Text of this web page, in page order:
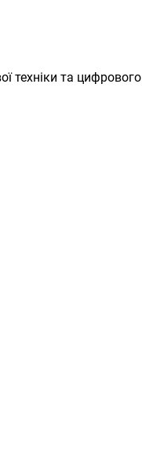
техніки та цифрового